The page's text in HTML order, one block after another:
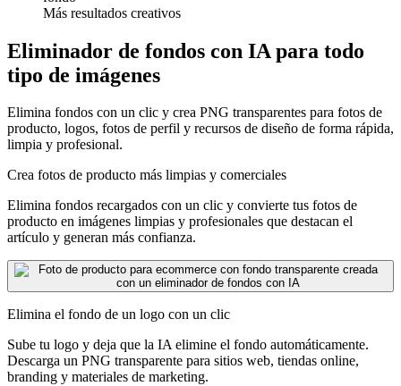
Más resultados creativos
Eliminador de fondos con IA para todo
tipo de imágenes
Elimina fondos con un clic y crea PNG transparentes para fotos de
producto, logos, fotos de perfil y recursos de diseño de forma rápida,
limpia y profesional.
Crea fotos de producto más limpias y comerciales
Elimina fondos recargados con un clic y convierte tus fotos de
producto en imágenes limpias y profesionales que destacan el
artículo y generan más confianza.
Elimina el fondo de un logo con un clic
Sube tu logo y deja que la IA elimine el fondo automáticamente.
Descarga un PNG transparente para sitios web, tiendas online,
branding y materiales de marketing.